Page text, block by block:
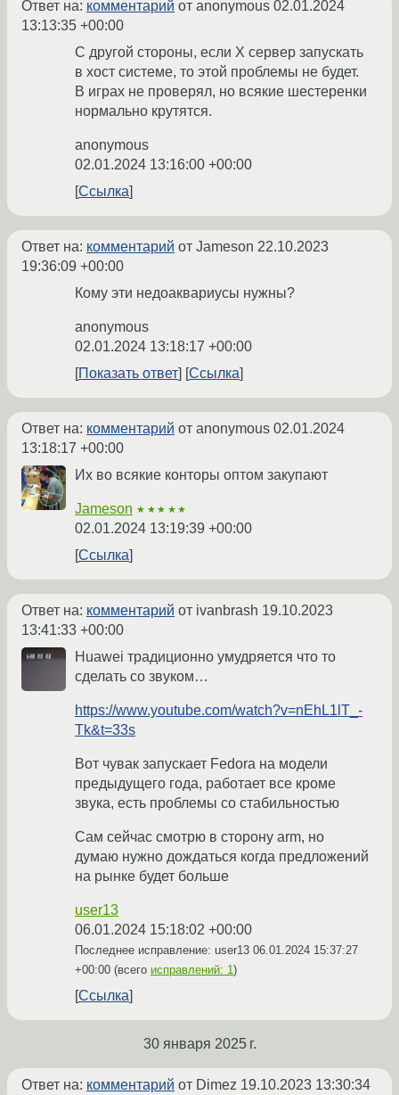
Ответ на: комментарий от anonymous 02.01.2024
13:13:35 +00:00
С другой стороны, если X сервер запускать
в хост системе, то этой проблемы не будет.
В играх не проверял, но всякие шестеренки
нормально крутятся.
anonymous
02.01.2024 13:16:00 +00:00
Ссылка
Ответ на: комментарий от Jameson 22.10.2023
19:36:09 +00:00
Кому эти недоаквариусы нужны?
anonymous
02.01.2024 13:18:17 +00:00
Показать ответ
Ссылка
Ответ на: комментарий от anonymous 02.01.2024
13:18:17 +00:00
Их во всякие конторы оптом закупают
Jameson ★★★★★
02.01.2024 13:19:39 +00:00
Ссылка
Ответ на: комментарий от ivanbrash 19.10.2023
13:41:33 +00:00
Huawei традиционно умудряется что то
сделать со звуком…
https://www.youtube.com/watch?v=nEhL1lT_-
Tk&t=33s
Вот чувак запускает Fedora на модели
предыдущего года, работает все кроме
звука, есть проблемы со стабильностью
Сам сейчас смотрю в сторону arm, но
думаю нужно дождаться когда предложений
на рынке будет больше
user13
06.01.2024 15:18:02 +00:00
Последнее исправление: user13 06.01.2024 15:37:27
+00:00 (всего исправлений: 1 )
Ссылка
30 января 2025 г.
Ответ на: комментарий от Dimez 19.10.2023 13:30:34